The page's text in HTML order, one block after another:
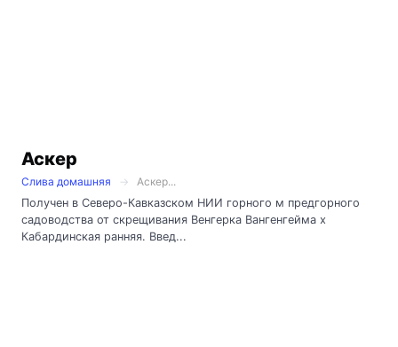
Аскер
Слива домашняя
Аскер...
Получен в Северо-Кавказском НИИ горного м предгорного
садоводства от скрещивания Венгерка Вангенгейма х
Кабардинская ранняя. Введ...